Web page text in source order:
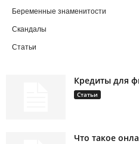
Беременные знаменитости
Скандалы
Статьи
Кредиты для
Статьи
Что такое